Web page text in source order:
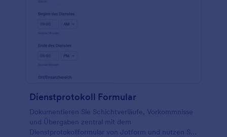
Dienstprotokoll Formular
Dokumentieren Sie Schichtverläufe, Vorkommnisse
und Übergaben zentral mit dem
Dienstprotokollformular von Jotform und nutzen Sie